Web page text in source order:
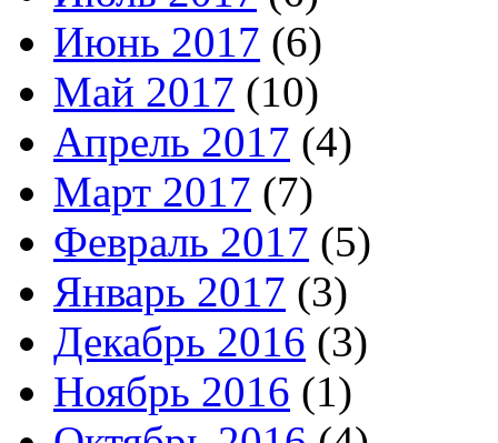
Июнь 2017 (6)
Май 2017 (10)
Апрель 2017 (4)
Март 2017 (7)
Февраль 2017 (5)
Январь 2017 (3)
Декабрь 2016 (3)
Ноябрь 2016 (1)